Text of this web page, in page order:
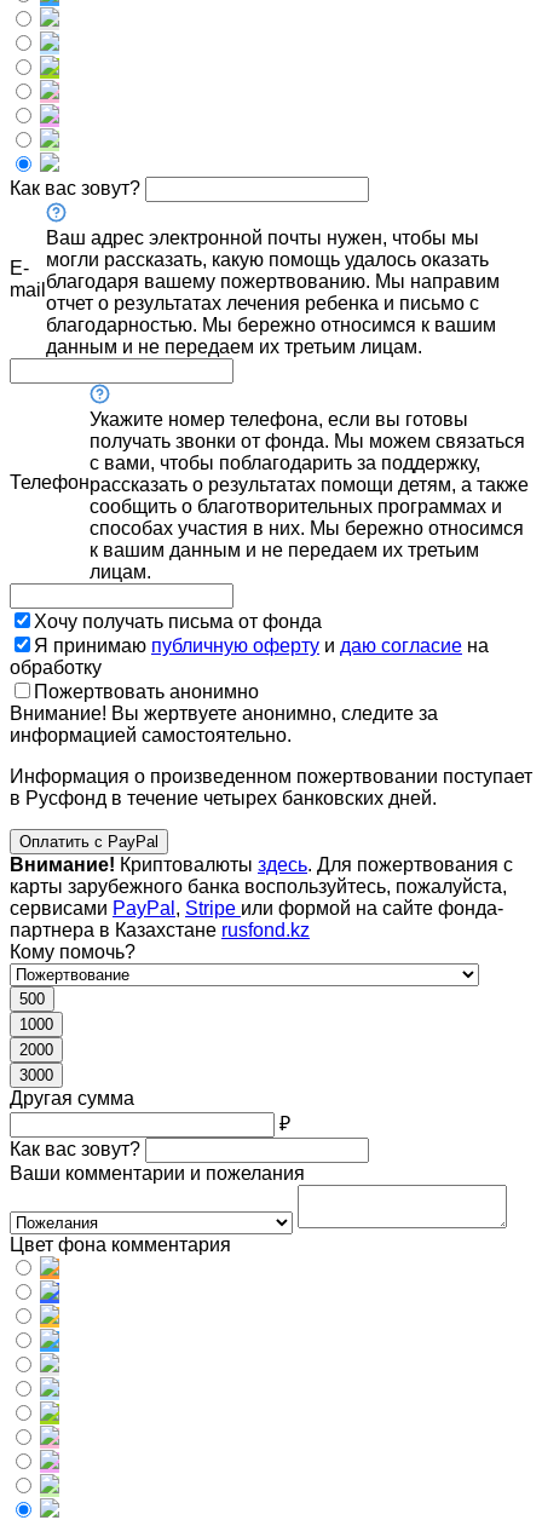
Как вас зовут?
E-
mail
Ваш адрес электронной почты нужен, чтобы мы
могли рассказать, какую помощь удалось оказать
благодаря вашему пожертвованию. Мы направим
отчет о результатах лечения ребенка и письмо с
благодарностью. Мы бережно относимся к вашим
данным и не передаем их третьим лицам.
Телефон
Укажите номер телефона, если вы готовы
получать звонки от фонда. Мы можем связаться
с вами, чтобы поблагодарить за поддержку,
рассказать о результатах помощи детям, а также
сообщить о благотворительных программах и
способах участия в них. Мы бережно относимся
к вашим данным и не передаем их третьим
лицам.
Хочу получать письма от фонда
Я принимаю публичную оферту и даю согласие на
обработку
Пожертвовать анонимно
Внимание! Вы жертвуете анонимно, следите за
информацией самостоятельно.
Информация о произведенном пожертвовании поступает
в Русфонд в течение четырех банковских дней.
Оплатить с PayPal
Внимание! Криптовалюты здесь. Для пожертвования с
карты зарубежного банка воспользуйтесь, пожалуйста,
сервисами PayPal , Stripe или формой на сайте фонда-
партнера в Казахстане rusfond.kz
Кому помочь?
500
1000
2000
3000
Другая сумма
₽
Как вас зовут?
Ваши комментарии и пожелания
Цвет фона комментария